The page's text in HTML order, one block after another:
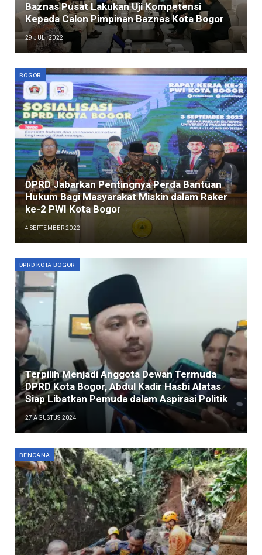
Baznas Pusat Lakukan Uji Kompetensi
Kepada Calon Pimpinan Baznas Kota Bogor
29 JULI 2022
BOGOR
DPRD Jabarkan Pentingnya Perda Bantuan
Hukum Bagi Masyarakat Miskin dalam Raker
ke-2 PWI Kota Bogor
4 SEPTEMBER 2022
DPRD KOTA BOGOR
Terpilih Menjadi Anggota Dewan Termuda
DPRD Kota Bogor, Abdul Kadir Hasbi Alatas
Siap Libatkan Pemuda dalam Aspirasi Politik
27 AGUSTUS 2024
BENCANA